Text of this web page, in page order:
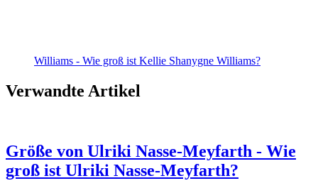
Williams - Wie groß ist Kellie Shanygne Williams?
Verwandte Artikel
Größe von Ulriki Nasse-Meyfarth - Wie
groß ist Ulriki Nasse-Meyfarth?